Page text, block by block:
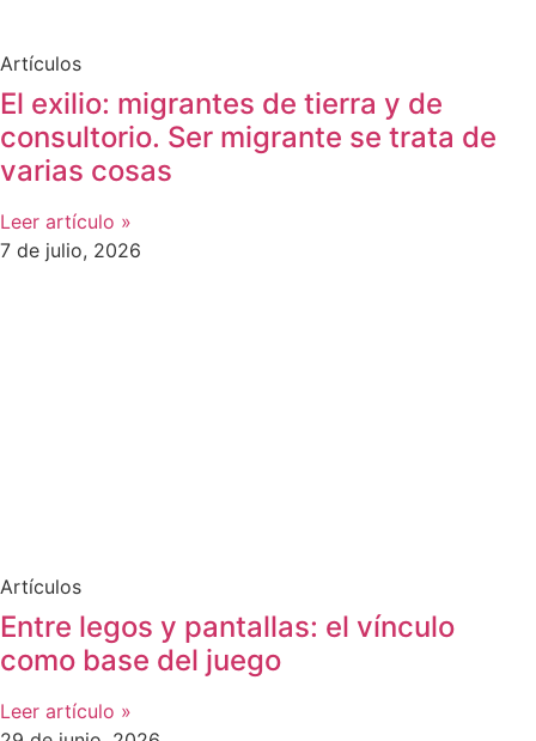
Artículos
El exilio: migrantes de tierra y de
consultorio. Ser migrante se trata de
varias cosas
Leer artículo »
7 de julio, 2026
Artículos
Entre legos y pantallas: el vínculo
como base del juego
Leer artículo »